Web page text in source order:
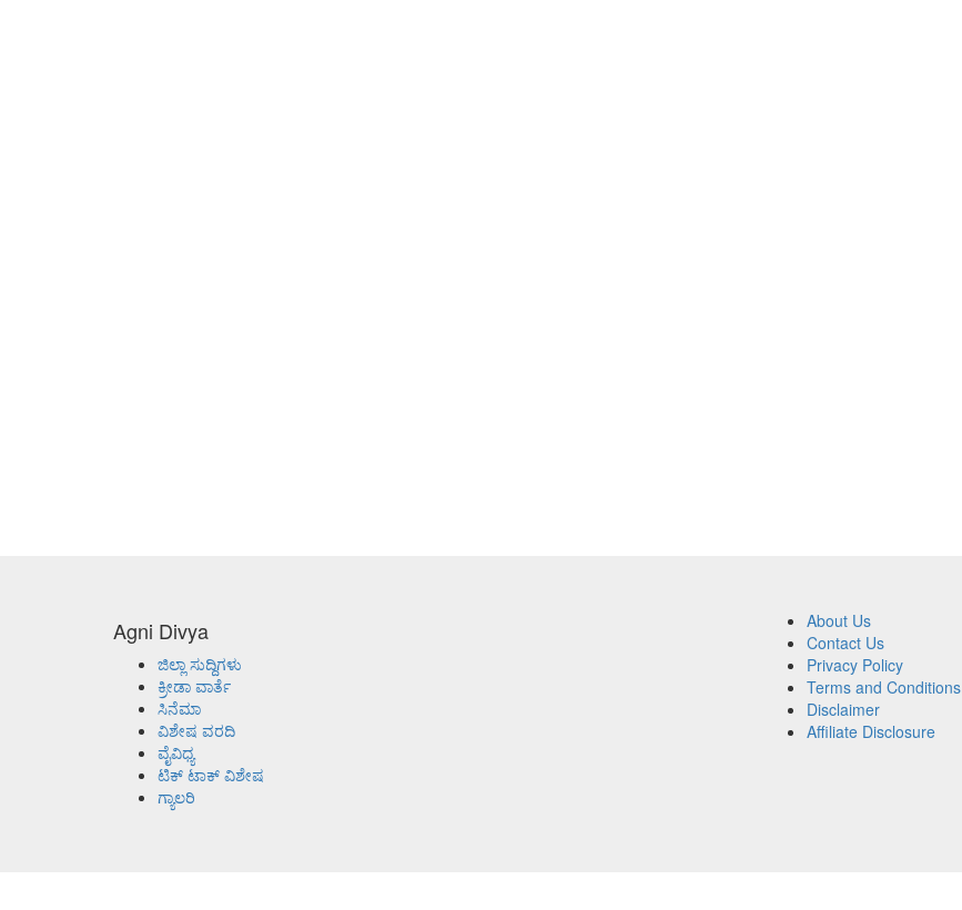
Agni Divya
ಜಿಲ್ಲಾ ಸುದ್ದಿಗಳು
ಕ್ರೀಡಾ ವಾರ್ತೆ
ಸಿನೆಮಾ
ವಿಶೇಷ ವರದಿ
ವೈವಿಧ್ಯ
ಟಿಕ್ ಟಾಕ್ ವಿಶೇಷ
ಗ್ಯಾಲರಿ
About Us
Contact Us
Privacy Policy
Terms and Conditions
Disclaimer
Affiliate Disclosure